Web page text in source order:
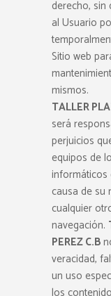
derecho, sin
al Usuario
Sitio web
mismos.
TALLER
será
perjuicios
equipos de
informáticos
causa de su
cualquier
navegación.
PEREZ C.B
veracidad,
un uso